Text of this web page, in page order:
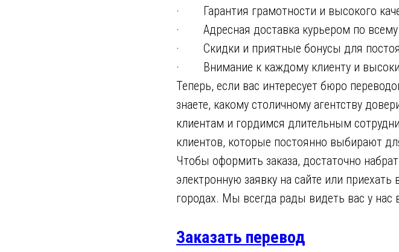
· Гарантия грамотности и высокого
· Адресная доставка курьером по всему
· Скидки и приятные бонусы для
· Внимание к каждому клиенту и
Теперь, если вас интересует бюро
знаете, какому столичному агентству
клиентам и гордимся длительным
клиентов, которые постоянно выбирают
Чтобы оформить заказа, достаточно
электронную заявку на сайте или
городах. Мы всегда рады видеть вас у нас
Заказать перевод